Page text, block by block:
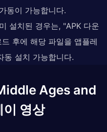
동이 가능합니다.
설치된 경우는, "APK 다운
후에 해당 파일을 앱플레
동 설치 가능합니다.
Ages and
이 영상